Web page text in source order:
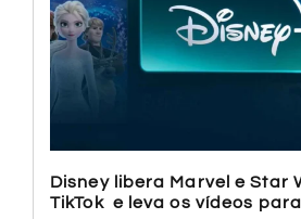
Disney libera Marvel e Star
TikTok e leva os vídeos